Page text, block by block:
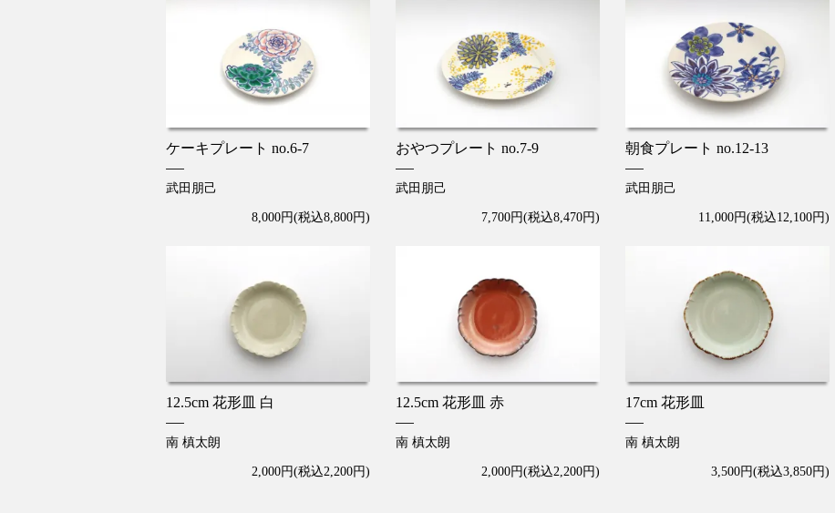
ケーキプレート no.6-7
武田朋己
8,000円(税込8,800円)
おやつプレート no.7-9
武田朋己
7,700円(税込8,470円)
朝食プレート no.12-13
武田朋己
11,000円(税込12,100円)
12.5cm 花形皿 白
南 槙太朗
2,000円(税込2,200円)
12.5cm 花形皿 赤
南 槙太朗
2,000円(税込2,200円)
17cm 花形皿
南 槙太朗
3,500円(税込3,850円)